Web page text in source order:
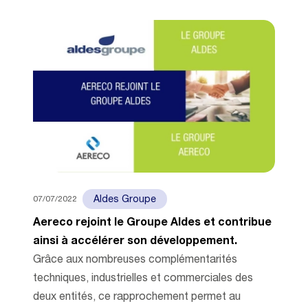
07/07/2022 Aldes Groupe
Aereco rejoint le Groupe Aldes et contribue
ainsi à accélérer son développement.
Grâce aux nombreuses complémentarités
techniques, industrielles et commerciales des
deux entités, ce rapprochement permet au